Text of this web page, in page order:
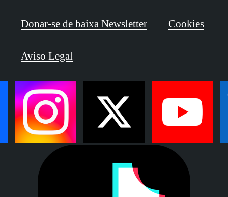
Donar-se de baixa Newsletter Cookies
Aviso Legal